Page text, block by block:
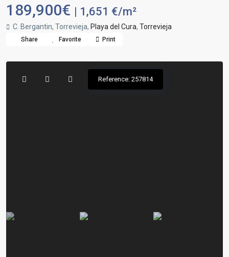
189,900€ | 1,651 €/m²
C. Bergantin, Torrevieja, Playa del Cura, Torrevieja
Share Favorite Print
Reference: 257814